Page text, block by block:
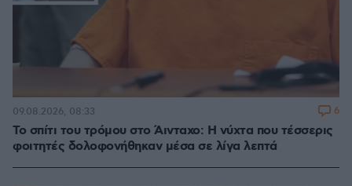
Το σπίτι του τρόμου στο Άινταχο: Η νύχτα που τέσσερις
φοιτητές δολοφονήθηκαν μέσα σε λίγα λεπτά
09.08.2026, 08:33 6